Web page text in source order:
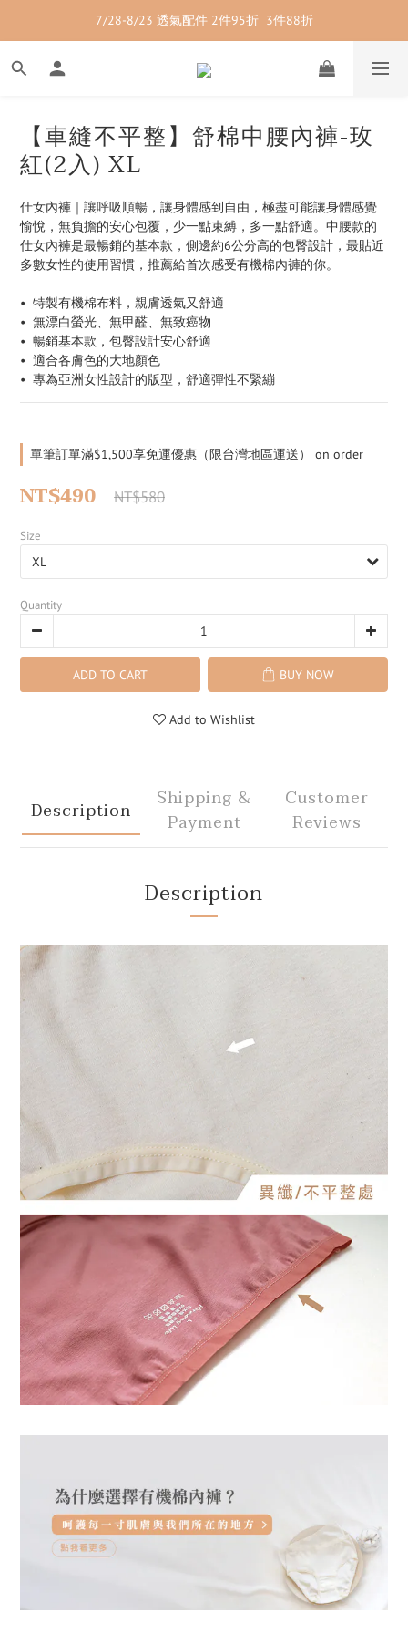
7/28-8/23 紳士內著 2件9折
7/28-8/23 透氣配件 2件95折  3件88折
7/28-8/23 紳士內著 2件9折
【車縫不平整】舒棉中腰內褲-玫
紅(2入) XL
仕女內褲｜讓呼吸順暢，讓身體感到自由，極盡可能讓身體感覺
愉悅，無負擔的安心包覆，少一點束縛，多一點舒適。中腰款的
仕女內褲是最暢銷的基本款，側邊約6公分高的包臀設計，最貼近
多數女性的使用習慣，推薦給首次感受有機棉內褲的你。
•  特製有機棉布料，親膚透氣又舒適
•  無漂白螢光、無甲醛、無致癌物
•  暢銷基本款，包臀設計安心舒適
•  適合各膚色的大地顏色
•  專為亞洲女性設計的版型，舒適彈性不緊繃
單筆訂單滿$1,500享免運優惠（限台灣地區運送） on order
NT$490 NT$580
Size
Quantity
ADD TO CART BUY NOW
Add to Wishlist
Description
Shipping &
Payment
Customer
Reviews
Description